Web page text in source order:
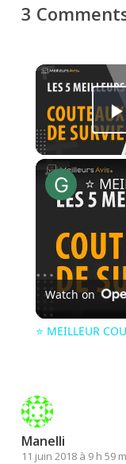
3
Watch on
⭐️ MEILLEUR
Manelli
11 juin 2018 à 9 h 59